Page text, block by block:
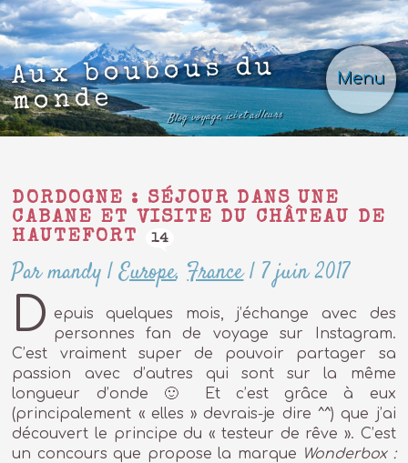
Menu
Aux boubous du
monde
Blog voyage, ici et ailleurs
DORDOGNE : SÉJOUR DANS UNE
CABANE ET VISITE DU CHÂTEAU DE
HAUTEFORT
14
Par mandy |Europe,France| 7 juin 2017
D epuis quelques mois, j’échange avec des
personnes fan de voyage sur Instagram.
C’est vraiment super de pouvoir partager sa
passion avec d’autres qui sont sur la même
longueur d’onde 🙂 Et c’est grâce à eux
(principalement « elles » devrais-je dire ^^) que j’ai
découvert le principe du « testeur de rêve ». C’est
un concours que propose la marque Wonderbox :